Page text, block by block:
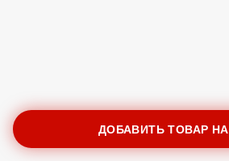
ДОБАВИТЬ ТОВАР НА